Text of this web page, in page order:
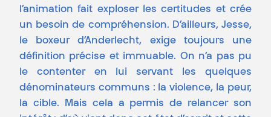
l’animation fait exploser les certitudes et crée
un besoin de compréhension. D’ailleurs, Jesse,
le boxeur d’Anderlecht, exige toujours une
définition précise et immuable. On n’a pas pu
le contenter en lui servant les quelques
dénominateurs communs : la violence, la peur,
la cible. Mais cela a permis de relancer son